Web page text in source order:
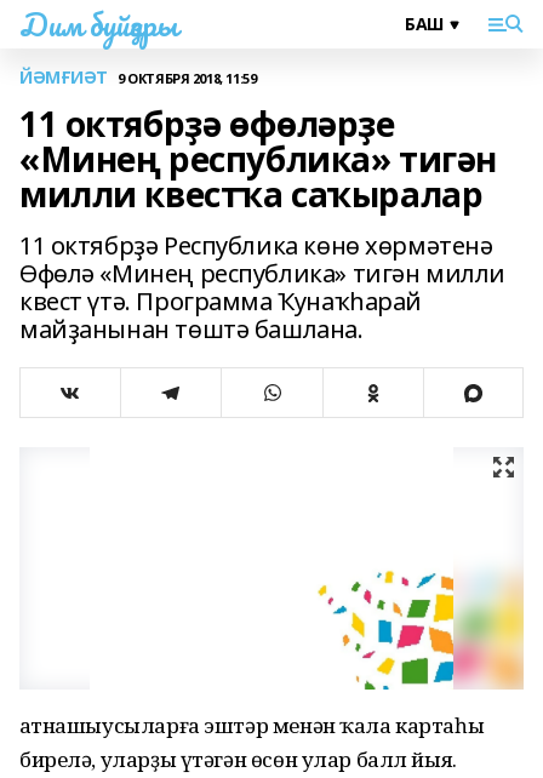
Дим буйҙары
ЙӘМҒИӘТ 9 ОКТЯБРЯ 2018, 11:59
11 октябрҙә өфөләрҙе
«Минең республика» тигән
милли квестҡа саҡыралар
11 октябрҙә Республика көнө хөрмәтенә
Өфөлә «Минең республика» тигән милли
квест үтә. Программа Ҡунаҡһарай
майҙанынан төштә башлана.
Ҡатнашыусыларға эштәр менән ҡала картаһы
бирелә, уларҙы үтәгән өсөн улар балл йыя.